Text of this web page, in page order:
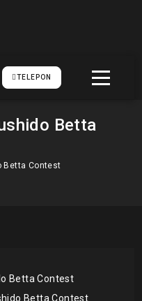
TELEPON
Betta
Betta Contest